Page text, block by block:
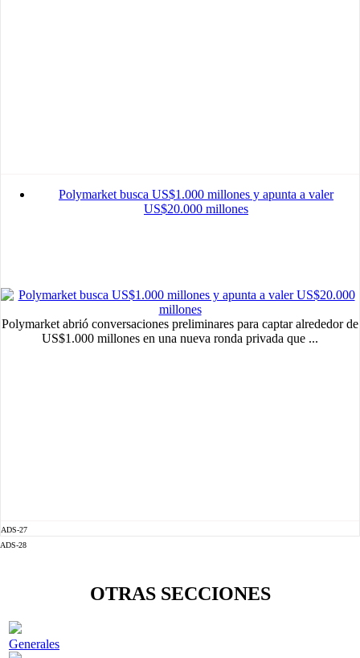
Polymarket busca US$1.000 millones y apunta a valer
US$20.000 millones
Polymarket abrió conversaciones preliminares para captar alrededor de
US$1.000 millones en una nueva ronda privada que ...
ADS-27
ADS-28
OTRAS SECCIONES
Generales